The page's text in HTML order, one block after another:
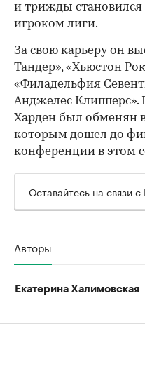
и трижды
игроком лиги.
За свою карьеру он
Тандер», «Хьюстон
«Филадельфия
Анджелес Клипперс».
Харден был обменян
которым дошел до
конференции в этом
Оставайтесь на связи
Авторы
Екатерина Халимовская